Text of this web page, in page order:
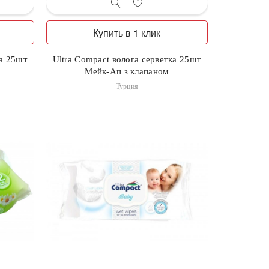
25шт
Купить в 1 клик
Ultra Compact волога серветка 25шт
Мейк-Ап з клапаном
Турция